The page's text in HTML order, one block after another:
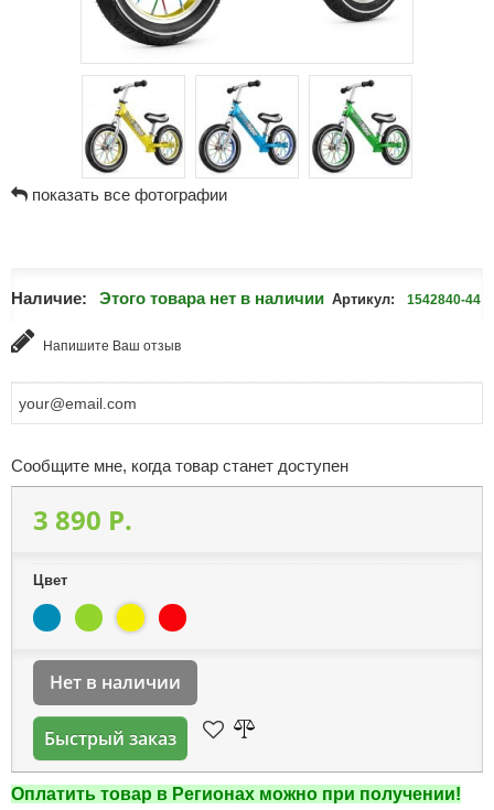
показать все фотографии
Наличие: Этого товара нет в наличии Артикул: 1542840-44
Напишите Ваш отзыв
Сообщите мне, когда товар станет доступен
3 890 P.
Цвет
Нет в наличии
Быстрый заказ
Оплатить товар в Регионах можно при получении!